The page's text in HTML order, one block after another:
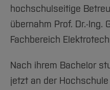
hochschulseitige
übernahm Prof. Dr.-Ing.
Fachbereich
Nach ihrem Bachelor
jetzt an der